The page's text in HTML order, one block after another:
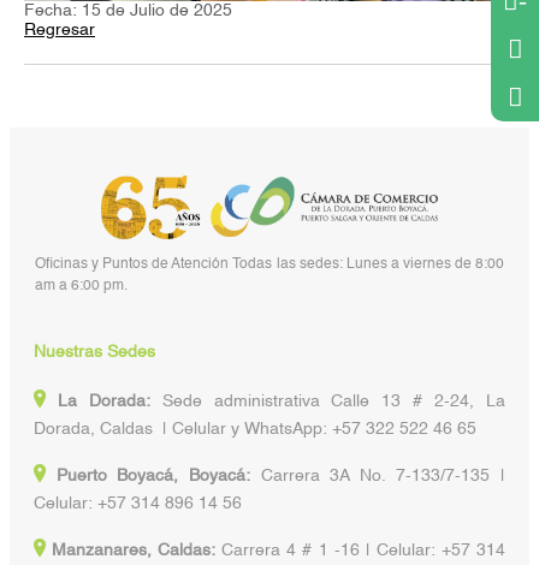
Fecha: 15 de Julio de 2025
Regresar
Oficinas y Puntos de Atención Todas las sedes: Lunes a viernes de 8:00
am a 6:00 pm.
Nuestras Sedes
La Dorada:Sede administrativa Calle 13 # 2-24, La
Dorada, Caldas | Celular y WhatsApp: +57 322 522 46 65
Puerto Boyacá, Boyacá:Carrera 3A No. 7-133/7-135 |
Celular: +57 314 896 14 56
Manzanares, Caldas: Carrera 4 # 1 -16 | Celular: +57 314